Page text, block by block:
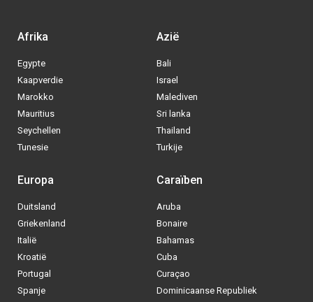
Afrika
Egypte
Kaapverdie
Marokko
Mauritius
Seychellen
Tunesie
Azië
Bali
Israel
Malediven
Sri lanka
Thailand
Turkije
Europa
Duitsland
Griekenland
Italië
Kroatië
Portugal
Spanje
Caraïben
Aruba
Bonaire
Bahamas
Cuba
Curaçao
Dominicaanse Republiek